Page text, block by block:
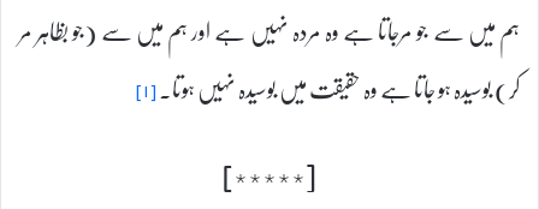
ہم میں سے جو مرجاتا ہے وہ مردہ نہیں ہے اور ہم میں سے (جو بظاہر مر
کر) بوسیدہ ہو جاتا ہے وہ حقیقت میں بوسیدہ نہیں ہوتا۔[۱]
[٭٭٭٭٭]